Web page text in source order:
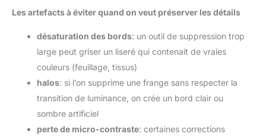
Les artefacts à éviter quand on veut préserver les détails
désaturation des bords: un outil de suppression trop
large peut griser un liseré qui contenait de vraies
couleurs (feuillage, tissus)
halos: si l’on supprime une frange sans respecter la
transition de luminance, on crée un bord clair ou
sombre artificiel
perte de micro-contraste: certaines corrections